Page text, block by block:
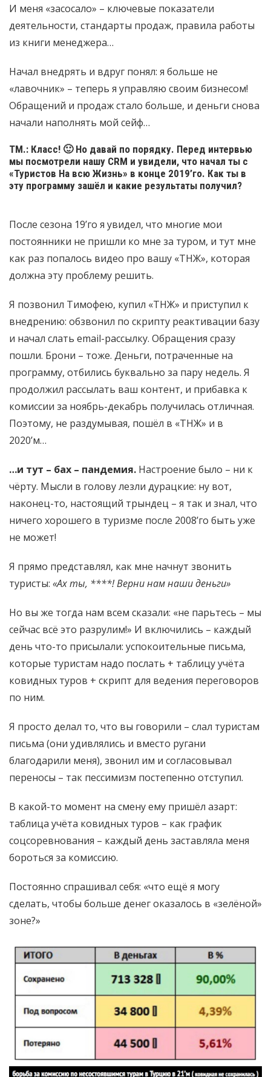
И меня «засосало» – ключевые показатели
деятельности, стандарты продаж, правила работы
из книги менеджера…
Начал внедрять и вдруг понял: я больше не
«лавочник» – теперь я управляю своим бизнесом!
Обращений и продаж стало больше, и деньги снова
начали наполнять мой сейф…
ТМ.: Класс! 🙂 Но давай по порядку. Перед интервью
мы посмотрели нашу CRM и увидели, что начал ты с
«Туристов На всю Жизнь» в конце 2019’го. Как ты в
эту программу зашёл и какие результаты получил?
После сезона 19’го я увидел, что многие мои
постоянники не пришли ко мне за туром, и тут мне
как раз попалось видео про вашу «ТНЖ», которая
должна эту проблему решить.
Я позвонил Тимофею, купил «ТНЖ» и приступил к
внедрению: обзвонил по скрипту реактивации базу
и начал слать email-рассылку. Обращения сразу
пошли. Брони – тоже. Деньги, потраченные на
программу, отбились буквально за пару недель. Я
продолжил рассылать ваш контент, и прибавка к
комиссии за ноябрь-декабрь получилась отличная.
Поэтому, не раздумывая, пошёл в «ТНЖ» и в
2020’м…
…и тут – бах – пандемия. Настроение было – ни к
чёрту. Мысли в голову лезли дурацкие: ну вот,
наконец-то, настоящий трындец – я так и знал, что
ничего хорошего в туризме после 2008’го быть уже
не может!
Я прямо представлял, как мне начнут звонить
туристы: «Ах ты, ****! Верни нам наши деньги»
Но вы же тогда нам всем сказали: «не парьтесь – мы
сейчас всё это разрулим!» И включились – каждый
день что-то присылали: успокоительные письма,
которые туристам надо послать + таблицу учёта
ковидных туров + скрипт для ведения переговоров
по ним.
Я просто делал то, что вы говорили – слал туристам
письма (они удивлялись и вместо ругани
благодарили меня), звонил им и согласовывал
переносы – так пессимизм постепенно отступил.
В какой-то момент на смену ему пришёл азарт:
таблица учёта ковидных туров – как график
соцсоревнования – каждый день заставляла меня
бороться за комиссию.
Постоянно спрашивал себя: «что ещё я могу
сделать, чтобы больше денег оказалось в «зелёной»
зоне?»